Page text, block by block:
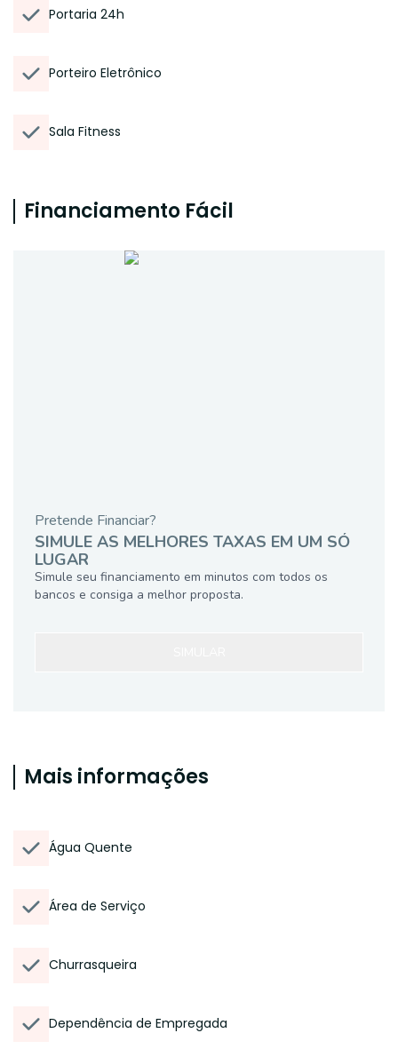
Portaria 24h
Porteiro Eletrônico
Sala Fitness
Financiamento Fácil
Pretende Financiar?
SIMULE AS MELHORES TAXAS EM UM SÓ
LUGAR
Simule seu financiamento em minutos com todos os
bancos e consiga a melhor proposta.
Mais informações
Água Quente
Área de Serviço
Churrasqueira
Dependência de Empregada